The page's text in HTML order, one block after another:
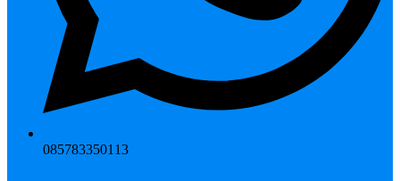
085783350113